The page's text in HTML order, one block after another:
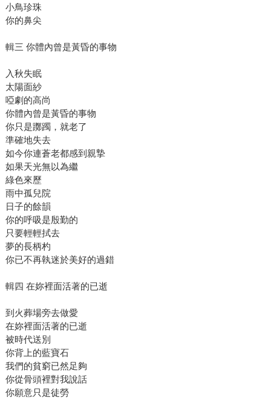
小鳥珍珠
你的鼻尖
輯三 你體內曾是黃昏的事物
入秋失眠
太陽面紗
啞劇的高尚
你體內曾是黃昏的事物
你只是躑躅，就老了
準確地失去
如今你連蒼老都感到親摯
如果天光無以為繼
綠色來歷
雨中孤兒院
日子的餘韻
你的呼吸是殷勤的
只要輕輕拭去
夢的長柄杓
你已不再執迷於美好的過錯
輯四 在妳裡面活著的已逝
到火葬場旁去做愛
在妳裡面活著的已逝
被時代送別
你背上的藍寶石
我們的貧窮已然足夠
你從骨頭裡對我說話
你願意只是徒勞